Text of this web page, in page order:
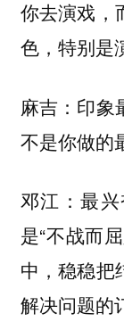
你去演戏，
色， 特别是
麻吉：印象
不是你做的
邓江：最
是“不战而
中，稳稳把
解决问题的